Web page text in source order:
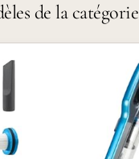
de la catégorie